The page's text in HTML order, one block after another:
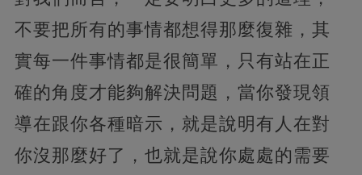
不要把所有的事情都想得那麼復雜，其
實每一件事情都是很簡單，只有站在正
確的角度才能夠解決問題，當你發現領
導在跟你各種暗示，就是說明有人在對
你沒那麼好了，也就是說你處處的需要